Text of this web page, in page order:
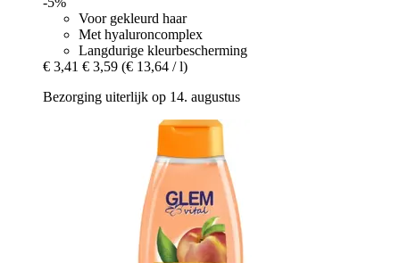
Voor gekleurd haar
Met hyaluroncomplex
Langdurige kleurbescherming
€ 3,41 € 3,59 (€ 13,64 / l)
Bezorging uiterlijk op 14. augustus